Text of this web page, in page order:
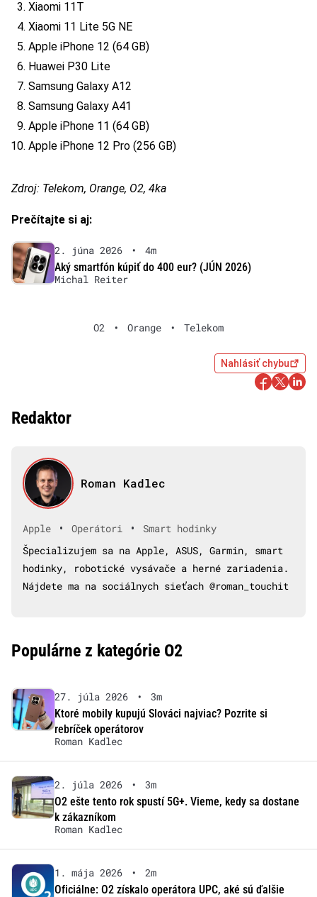
Xiaomi 11T
Xiaomi 11 Lite 5G NE
Apple iPhone 12 (64 GB)
Huawei P30 Lite
Samsung Galaxy A12
Samsung Galaxy A41
Apple iPhone 11 (64 GB)
Apple iPhone 12 Pro (256 GB)
Zdroj: Telekom, Orange, O2, 4ka
Prečítajte si aj:
2. júna 2026 •
4m
Aký smartfón kúpiť do 400 eur? (JÚN 2026)
Michal Reiter
O2 • Orange • Telekom
Nahlásiť chybu
Redaktor
Roman Kadlec
Apple • Operátori •
Smart hodinky
Špecializujem sa na Apple, ASUS, Garmin, smart
hodinky, robotické vysávače a herné zariadenia.
Nájdete ma na sociálnych sieťach @roman_touchit
Populárne z kategórie O2
27. júla 2026 •
3m
Ktoré mobily kupujú Slováci najviac? Pozrite si
rebríček operátorov
Roman Kadlec
2. júla 2026 •
3m
O2 ešte tento rok spustí 5G+. Vieme, kedy sa dostane
k zákazníkom
Roman Kadlec
1. mája 2026 •
2m
Oficiálne: O2 získalo operátora UPC, aké sú ďalšie